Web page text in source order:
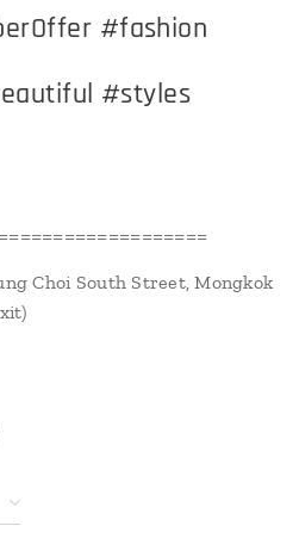
#fashion
#styles
Choi South Street, Mongkok